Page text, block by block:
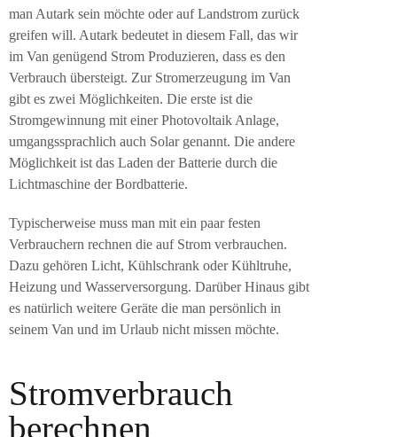
man Autark sein möchte oder auf Landstrom zurück
greifen will. Autark bedeutet in diesem Fall, das wir
im Van genügend Strom Produzieren, dass es den
Verbrauch übersteigt. Zur Stromerzeugung im Van
gibt es zwei Möglichkeiten. Die erste ist die
Stromgewinnung mit einer Photovoltaik Anlage,
umgangssprachlich auch Solar genannt. Die andere
Möglichkeit ist das Laden der Batterie durch die
Lichtmaschine der Bordbatterie.
Typischerweise muss man mit ein paar festen
Verbrauchern rechnen die auf Strom verbrauchen.
Dazu gehören Licht, Kühlschrank oder Kühltruhe,
Heizung und Wasserversorgung. Darüber Hinaus gibt
es natürlich weitere Geräte die man persönlich in
seinem Van und im Urlaub nicht missen möchte.
Stromverbrauch
berechnen